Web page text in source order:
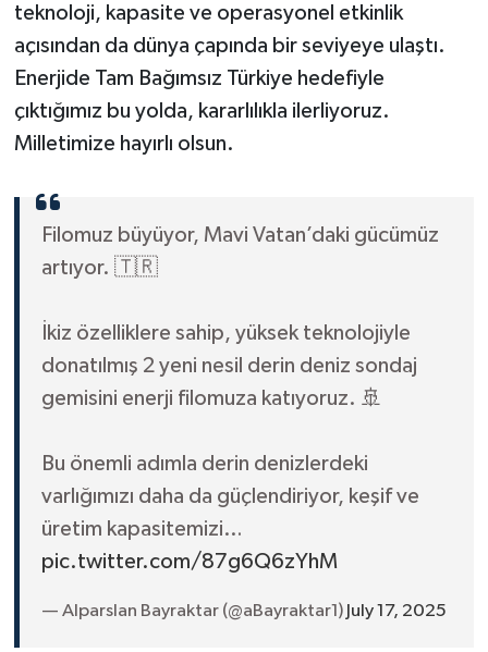
teknoloji, kapasite ve operasyonel etkinlik
açısından da dünya çapında bir seviyeye ulaştı.
Enerjide Tam Bağımsız Türkiye hedefiyle
çıktığımız bu yolda, kararlılıkla ilerliyoruz.
Milletimize hayırlı olsun.
Filomuz büyüyor, Mavi Vatan’daki gücümüz
artıyor. 🇹🇷
İkiz özelliklere sahip, yüksek teknolojiyle
donatılmış 2 yeni nesil derin deniz sondaj
gemisini enerji filomuza katıyoruz. 🚢
Bu önemli adımla derin denizlerdeki
varlığımızı daha da güçlendiriyor, keşif ve
üretim kapasitemizi…
pic.twitter.com/87g6Q6zYhM
— Alparslan Bayraktar (@aBayraktar1) July 17, 2025